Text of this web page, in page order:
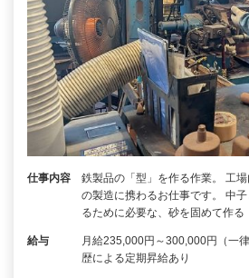
仕事内容
鉄製品の「型」を作る作業。 工場
の製造に携わるお仕事です。 中
るために必要な、砂を固めて作る
給与
月給235,000円～300,000円（一
歴による定期昇給あり